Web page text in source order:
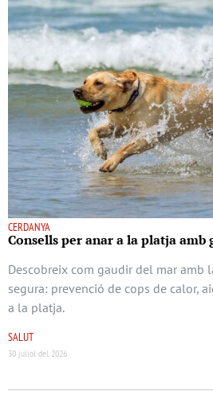
CERDANYA
Consells per anar a la platja amb
Descobreix com gaudir del mar amb
segura: prevenció de cops de calor,
a la platja.
SALUT
30 juliol del 2026